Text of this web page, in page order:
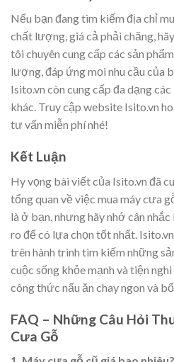
Nếu bạn đang tìm kiếm địa chỉ
chất lượng, giá cả phải chăng,
tôi chuyên cung cấp các sản
lượng, đáp ứng mọi nhu cầu của
Isito.vn còn cung cấp đa dạng
khác. Truy cập website Isito.vn
tư vấn miễn phí nhé!
Kết Luận
Hy vọng bài viết của Isito.vn đã
tổng quan về việc mua máy cưa
là ở bạn, nhưng hãy nhớ cân
ro để có lựa chọn tốt nhất.
trên hành trình tìm kiếm những
cuộc sống khỏe mạnh và tiện nghi
công thức nấu ăn chay ngon và
FAQ – Những Câu Hỏi
Cưa Gỗ